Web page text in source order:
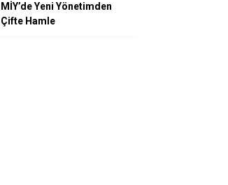
MİY’de Yeni Yönetimden
Çifte Hamle